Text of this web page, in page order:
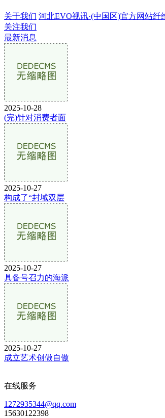
关于我们 河北EVO视讯·(中国区)官方网站
关注我们
最新消息
2025-10-28
(完)针对消费者面
2025-10-27
构成了“封域双层
2025-10-27
具备号召力的海派
2025-10-27
成立艺术创做自傲
在线服务
1272935344@qq.com
15630122398